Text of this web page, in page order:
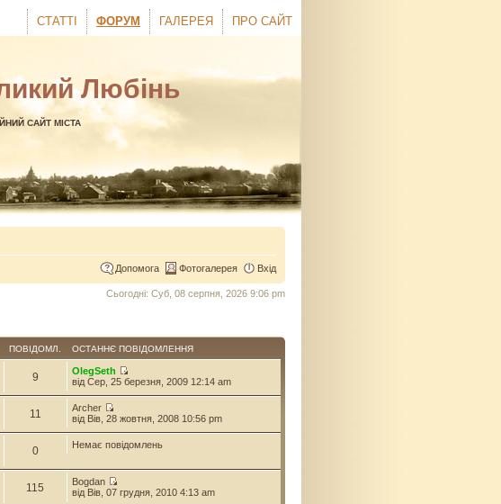
ПРО САЙТ
ГАЛЕРЕЯ
ФОРУМ
СТАТТІ
Любінь
САЙТ МІСТА
Допомога Фотогалерея Вхід
Сьогодні: Суб, 08 серпня, 2026 9:06 pm
ПОВІДОМЛ. ОСТАННЄ ПОВІДОМЛЕННЯ
9
OlegSeth
від Сер, 25 березня, 2009 12:14 am
11
Archer
від Вів, 28 жовтня, 2008 10:56 pm
0 Немає повідомлень
115
Bogdan
від Вів, 07 грудня, 2010 4:13 am